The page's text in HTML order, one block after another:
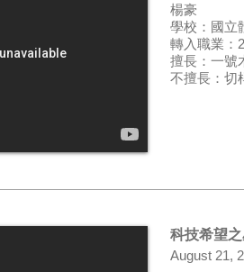
楊豪
學校：國立
轉入職業：
擅長：一號
不擅長：切
科技希望
August 21,